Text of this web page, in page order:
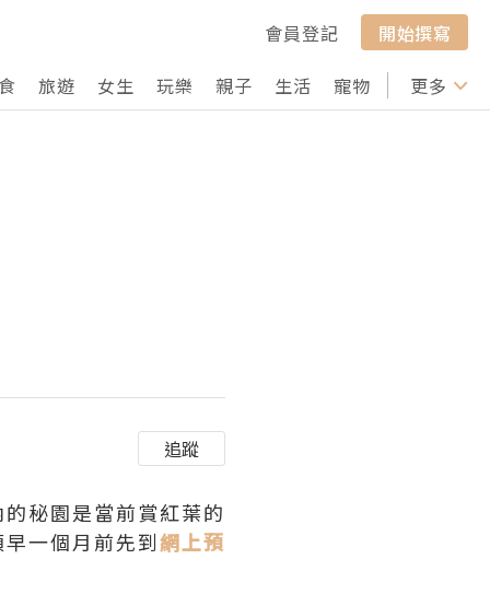
會員登記
開始撰寫
旅遊 女生 玩樂 親子 生活 寵物 行山 打卡
更多
追蹤
秘園是當前賞紅葉的
一個月前先到網上預